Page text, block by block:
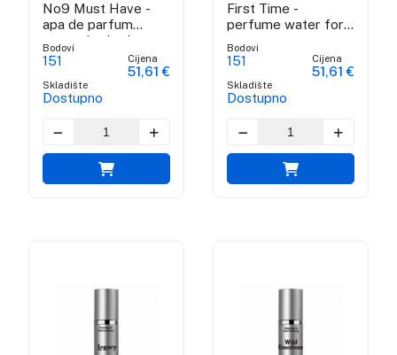
No9 Must Have -
apa de parfum
pentru barbati
Bodovi
151
Skladište
Dostupno
Cijena
51,61 €
First Time -
perfume water for
Bodovi
151
Skladište
Dostupno
Cijena
51,61 €